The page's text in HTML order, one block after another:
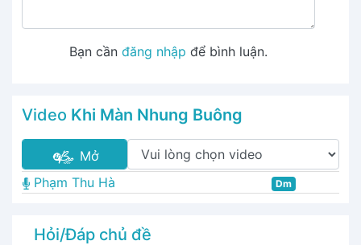
Bạn cần đăng nhập để bình luận.
Video Khi Màn Nhung Buông
Mở
Phạm Thu Hà
Dm
Hỏi/Đáp chủ đề